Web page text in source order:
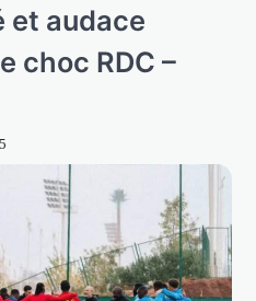
et audace
choc RDC –